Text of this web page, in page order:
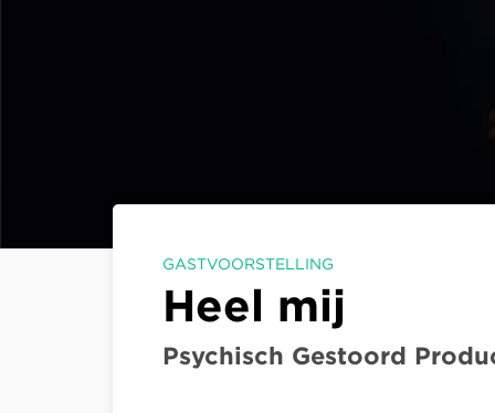
Heel mij
Psychisch Gestoord
GASTVOORSTELLING